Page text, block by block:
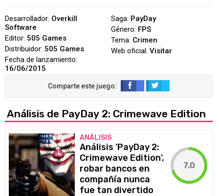
Desarrollador: Overkill
Software
Editor: 505 Games
Distribuidor: 505 Games
Fecha de lanzamiento:
16/06/2015
Saga: PayDay
Género: FPS
Tema: Crimen
Web oficial: Visitar
Análisis de PayDay 2: Crimewave Edition
ANÁLISIS
Análisis 'PayDay 2:
Crimewave Edition',
robar bancos en
compañía nunca
fue tan divertido
7,0